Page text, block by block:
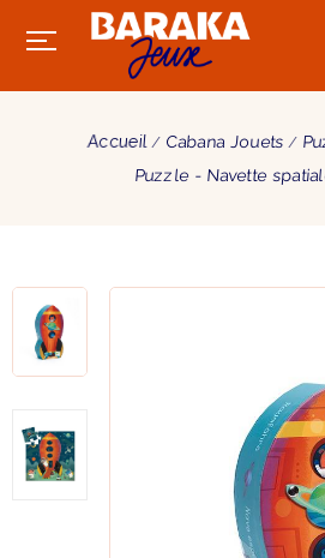
Accueil Cabana Jouets
Puzzle - Navette